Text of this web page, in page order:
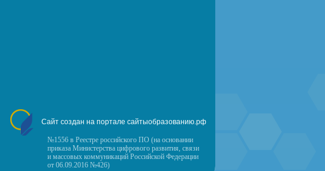
Сайт создан на портале сайтыобразованию.рф
№1556 в Реестре российского ПО (на основании
приказа Министерства цифрового развития, связи
и массовых коммуникаций Российской Федерации
от 06.09.2016 №426)